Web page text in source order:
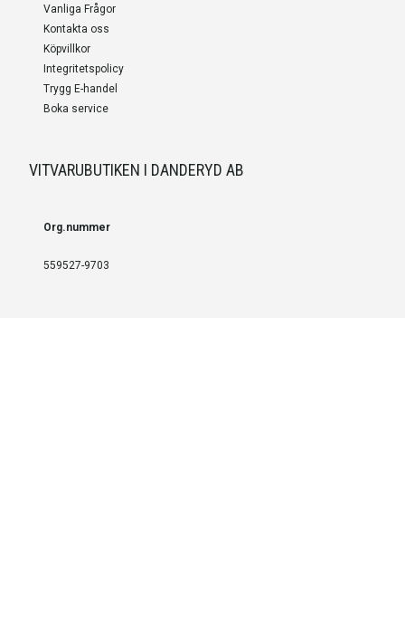
Vanliga Frågor
Kontakta oss
Köpvillkor
Integritetspolicy
Trygg E-handel
Boka service
VITVARUBUTIKEN I DANDERYD AB
Org.nummer
559527-9703